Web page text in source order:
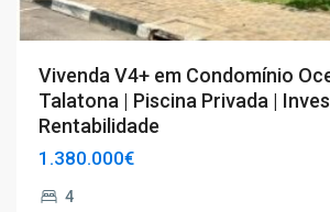
Vivenda V4+ em Condomínio
Talatona | Piscina Privada |
Rentabilidade
1.380.000€
4